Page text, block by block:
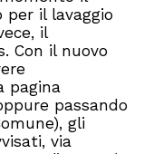
il lavaggio
il
Con il nuovo
pagina
passando
gli
via